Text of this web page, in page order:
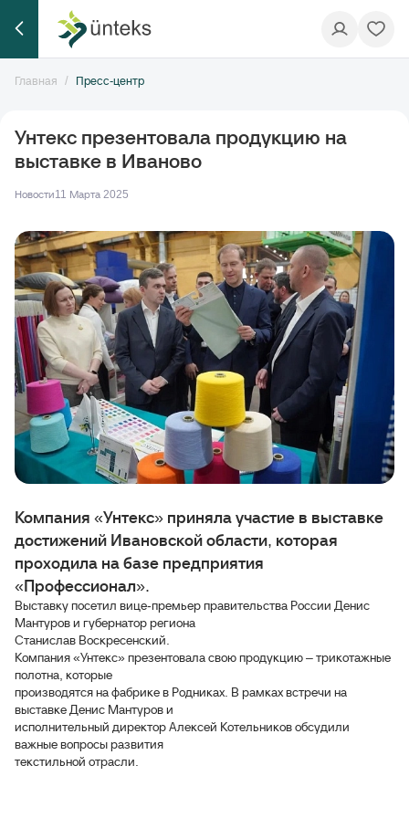
Главная Пресс-центр
Унтекс презентовала продукцию на
выставке в Иваново
Новости11 Марта 2025
Компания «Унтекс» приняла участие в выставке
достижений Ивановской области, которая
проходила на базе предприятия
«Профессионал».
Выставку посетил вице-премьер правительства России Денис
Мантуров и губернатор региона
Станислав Воскресенский.
Компания «Унтекс» презентовала свою продукцию – трикотажные
полотна, которые
производятся на фабрике в Родниках. В рамках встречи на
выставке Денис Мантуров и
исполнительный директор Алексей Котельников обсудили
важные вопросы развития
текстильной отрасли.